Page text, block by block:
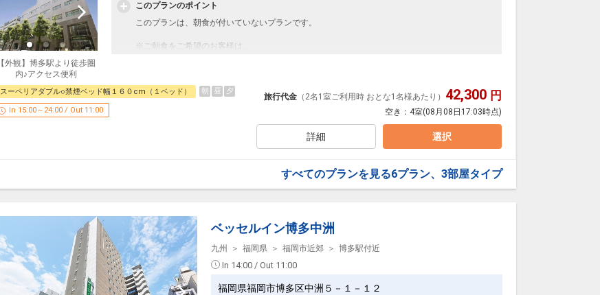
20，000円未満 200円
【外観】博多駅より徒歩圏
内♪アクセス便利
このプランのポイント
このプランは、朝食が付いていないプランです。
※ご朝食をご希望のお客様は、
・温泉施設「八百治の湯」代金不要
福岡市宿泊税条例により、チェックイン時に、ご宿泊料金に応じた以下の宿泊税をご負担いただ
20，000円未満 200円
20，000円以上 500円
設定期間：2022年1月12日～2027年7月31日
インターネットコース番号：DP-2-200000002706
スーペリアダブル○禁煙ベッド幅１６０cm（１ベッド） 朝 昼 夕
In 15:00～24:00 / Out 11:00
旅行代金 （2名1室ご利用時 おとな1名様あたり） 42,300 円
空き： 4室(08月08日17:03時点)
詳細 選択
すべてのプランを見る6プラン、3部屋タイプ
ベッセルイン博多中洲
九州 福岡県 福岡市近郊 博多駅付近
In 14:00 / Out 11:00
福岡県福岡市博多区中洲５－１－１２